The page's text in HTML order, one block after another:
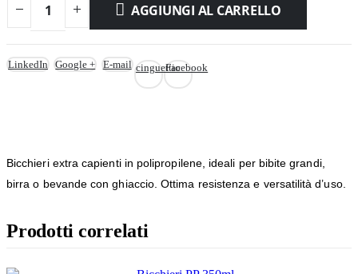
AGGIUNGI AL CARRELLO
Facebook
cinguettio
LinkedIn Google + E-mail
Bicchieri extra capienti in polipropilene, ideali per bibite grandi,
birra o bevande con ghiaccio. Ottima resistenza e versatilità d’uso.
Prodotti correlati